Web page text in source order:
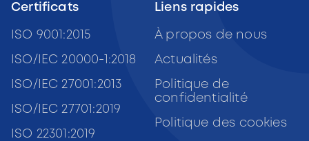
Liens rapides
À propos de nous
Actualités
Politique de
confidentialité
Politique des cookies
Certificats
ISO 9001:2015
ISO/IEC 20000-1:2018
ISO/IEC 27001:2013
ISO/IEC 27701:2019
ISO 22301:2019